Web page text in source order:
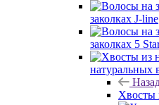
заколках J-line
заколках 5
натуральных
Хвосты